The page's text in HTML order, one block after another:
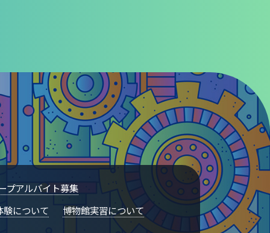
プアルバイト募集
験について
博物館実習について